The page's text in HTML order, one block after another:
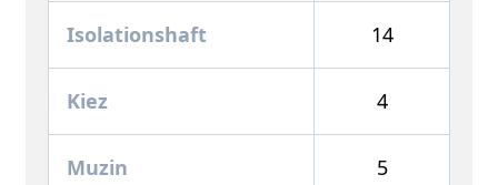
Isolationshaft 14
Kiez 4
Muzin 5